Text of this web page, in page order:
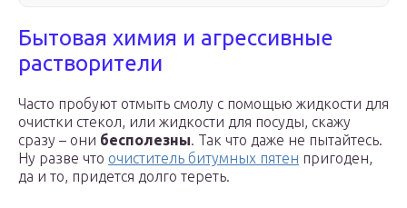
Бытовая химия и агрессивные
растворители
Часто пробуют отмыть смолу с помощью жидкости для
очистки стекол, или жидкости для посуды, скажу
сразу – они бесполезны. Так что даже не пытайтесь.
Ну разве что очиститель битумных пятен пригоден,
да и то, придется долго тереть.